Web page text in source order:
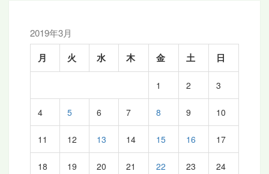
2019年3月
月 火 水 木 金 土 日
1 2 3
4 5 6 7 8 9 10
11 12 13 14 15 16 17
18 19 20 21 22 23 24